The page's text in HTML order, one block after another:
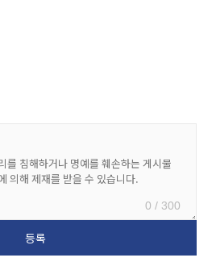
0 / 300